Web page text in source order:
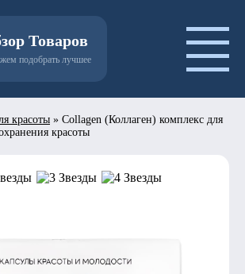
Товаров
подобрать лучшее
красоты » Collagen (Коллаген) комплекс для
красоты